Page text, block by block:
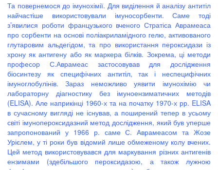
Та повернемося до імунохімії. Для виділення й аналізу антитіл
найчастіше використовували імуносорбенти. Саме тоді
з’явилися роботи французького вченого Стратіса Аврамеаса
про сорбенти на основі поліакриламідного гелю, активованого
глутаровим альдегідом, та про використання пероксидази із
хрону як антигену або як маркера білків. Зокрема, ці методи
професор С.Аврамеас застосовував для дослідження
біосинтезу як специфічних антитіл, так і неспецифічних
імуноглобулінів. Зараз неможливо уявити імунохімію чи
лабораторну діагностику без імуноензиматичних методів
(ELISA). Але наприкінці 1960-х та на початку 1970-х рр. ELISA
в сучасному вигляді не існував, а поширений тепер в усьому
світі імунопероксидазний метод дослідження, який був уперше
запропонований у 1966 р. саме С. Аврамеасом та Жозе
Урієлем, у ті роки був відомий лише обмеженому колу вчених.
Цей метод використовувався для маркування різних антигенів
ензимами (здебільшого пероксидазою, а також лужною